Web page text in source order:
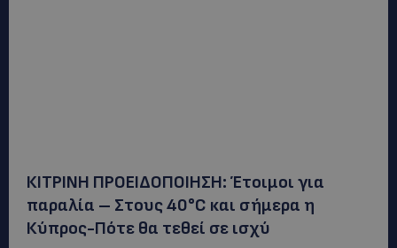
ΚΙΤΡΙΝΗ ΠΡΟΕΙΔΟΠΟΙΗΣΗ: Έτοιμοι για
παραλία – Στους 40°C και σήμερα η
Κύπρος-Πότε θα τεθεί σε ισχύ